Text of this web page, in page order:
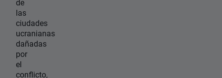
las
ciudades
ucranianas
dañadas
por
el
conflicto,